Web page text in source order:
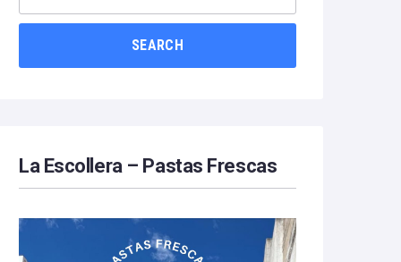
SEARCH
La Escollera – Pastas Frescas